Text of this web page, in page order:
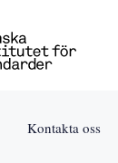
Kontakta oss